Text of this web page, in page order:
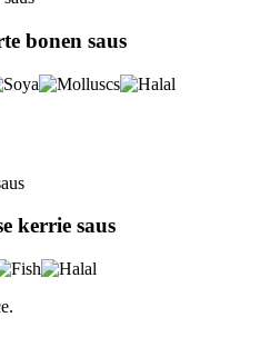
bonen saus
kerrie saus